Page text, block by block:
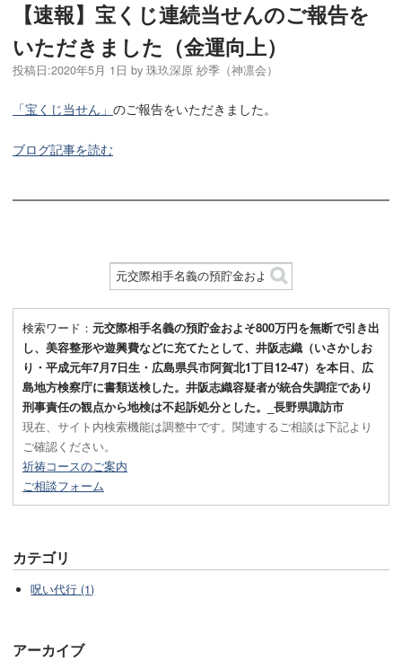
【速報】宝くじ連続当せんのご報告を
いただきました（金運向上）
投稿日:2020年5月 1日 by 珠玖深原 紗季（神凛会）
「宝くじ当せん」 のご報告をいただきました。
ブログ記事を読む
検索ワード： 元交際相手名義の預貯金およそ800万円を無断で引き出
し、美容整形や遊興費などに充てたとして、井阪志織（いさかしお
り・平成元年7月7日生・広島県呉市阿賀北1丁目12-47）を本日、広
島地方検察庁に書類送検した。井阪志織容疑者が統合失調症であり
刑事責任の観点から地検は不起訴処分とした。_長野県諏訪市
現在、サイト内検索機能は調整中です。関連するご相談は下記より
ご確認ください。
祈祷コースのご案内
ご相談フォーム
カテゴリ
呪い代行 (1)
アーカイブ